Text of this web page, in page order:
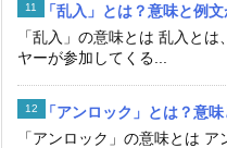
「乱入」とは？意味と例
「乱入」の意味とは 乱入と
ヤーが参加してくる...
「アンロック」とは？意
「アンロック」の意味とは